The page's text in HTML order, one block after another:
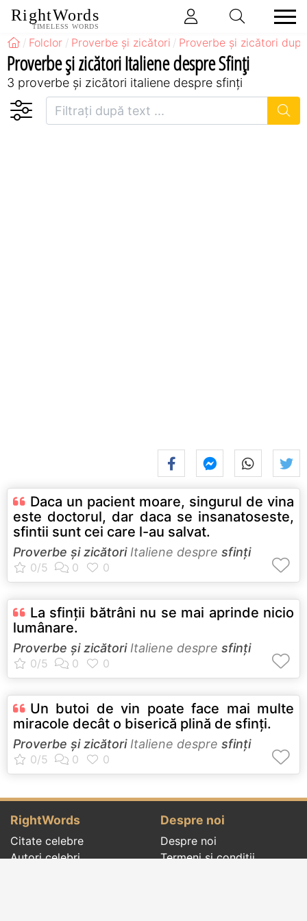
RightWords
TIMELESS WORDS
Folclor Proverbe și zicători Proverbe și zicători
Proverbe și zicători Italiene despre Sfinți
3 proverbe și zicători italiene despre sfinți
Daca un pacient moare, singurul de vina
este doctorul, dar daca se insanatoseste,
sfintii sunt cei care l-au salvat.
Proverbe și zicătoriItaliene despre sfinți
La sfinţii bătrâni nu se mai aprinde nicio
lumânare.
Proverbe și zicătoriItaliene despre sfinți
Un butoi de vin poate face mai multe
miracole decât o biserică plină de sfinţi.
Proverbe și zicătoriItaliene despre sfinți
RightWords
Citate celebre
Autori celebri
Despre noi
Despre noi
Termeni și condiții